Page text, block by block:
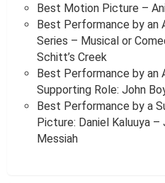
Best Motion Picture –
Best Performance by an
Series – Musical or
Schitt’s Creek
Best Performance by an
Supporting Role: John
Best Performance by a
Picture: Daniel Kaluuya
Messiah